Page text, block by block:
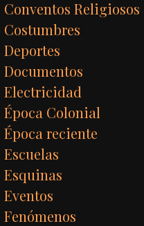
Conventos Religiosos
Costumbres
Deportes
Documentos
Electricidad
Época Colonial
Época reciente
Escuelas
Esquinas
Eventos
Fenómenos